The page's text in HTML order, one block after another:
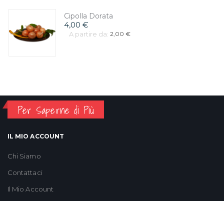
Cipolla Dorata
4,00 €
A partire da: 2,00 €
Per Saperne di Più
IL MIO ACCOUNT
Chi Siamo
Contattaci
Il Mio Account